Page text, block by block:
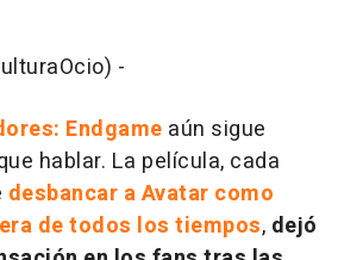
-
Endgame aún sigue
hablar. La película, cada
desbancar a Avatar como
de todos los tiempos, dejó